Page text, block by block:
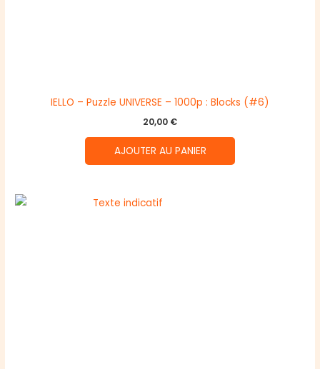
IELLO – Puzzle UNIVERSE – 1000p : Blocks (#6)
20,00 €
AJOUTER AU PANIER